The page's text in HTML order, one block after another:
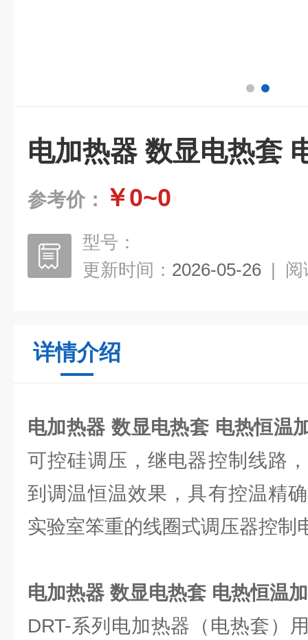
电加热器 数显电热套
参考价： ￥0~0
型号：
更新时间： 2026-05-26 | 阅
详情介绍
电加热器 数显电热套 电热恒温
可控硅调压，继电器控制线路
到调温恒温效果，具有控温精
实验室笨重的线圈式调压器控制
电加热器 数显电热套 电热恒温
DRT-系列电加热器（电热套）